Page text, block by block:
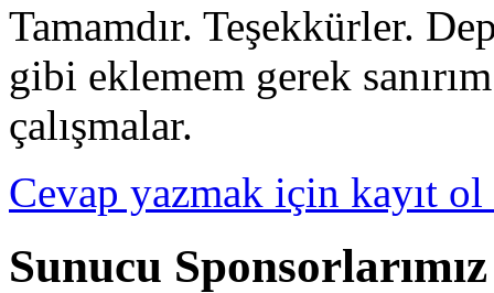
Tamamdır. Teşekkürler.
gibi eklemem gerek
çalışmalar.
Cevap yazmak için kayıt
Sunucu Sponsorlarımız